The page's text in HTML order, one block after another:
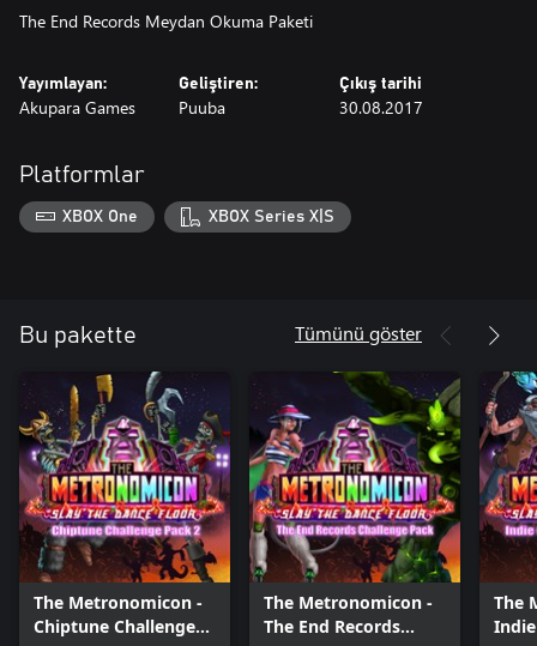
The End Records Meydan Okuma Paketi
Yayımlayan:
Akupara Games
Geliştiren:
Puuba
Çıkış tarihi
30.08.2017
Platformlar
XBOX One XBOX Series X|S
Bu pakette Tümünü göster
The Metronomicon -
Chiptune Challenge
The Metronomicon -
The End Records
The